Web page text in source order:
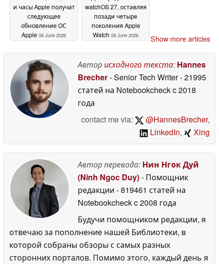
и часы Apple получат
следующее
обновление ОС
Apple 09 June 2026
watchOS 27, оставляя
позади четыре
поколения Apple
Watch 09 June 2026 Show more articles
Авторисходного текста: Hannes
Brecher- Senior Tech Writer- 21995
статей на Notebookcheckc 2018
года
contact me via:
@HannesBrecher,
LinkedIn, Xing
Автор перевода: Нин Нгок Дуй
(Ninh Ngoc Duy)- Помощник
редакции - 819461 статей на
Notebookcheckc 2008 года
Будучи помощником редакции, я
отвечаю за пополнение нашей Библиотеки, в
которой собраны обзоры с самых разных
сторонних порталов. Помимо этого, каждый день я